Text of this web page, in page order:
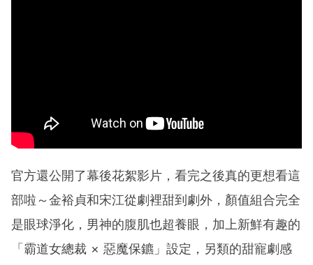
官方還公開了幕後花絮影片，看完之後真的更想看這
部啦～金裕貞和宋江從劇裡甜到劇外，顏值組合完全
是眼球淨化，男神的腹肌也超養眼，加上新鮮有趣的
「霸道女總裁 × 惡魔保鑣」設定，另類的甜寵劇感